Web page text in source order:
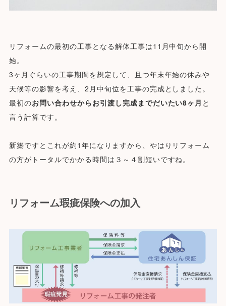
リフォームの最初の工事となる解体工事は11月中旬から開
始。
3ヶ月ぐらいの工事期間を想定して、且つ年末年始の休みや
天候等の影響を考え、 2月中旬位を工事の完成としました。
最初のお問い合わせからお引渡し完成までだいたい8ヶ月 と
言う計算です。
新築ですとこれが約1年になりますから、やはりリフォーム
の方がトータルでかかる時間は３～４割短いですね。
リフォーム瑕疵保険への加入